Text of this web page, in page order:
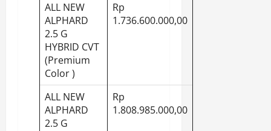
ALL NEW
ALPHARD
2.5 G
HYBRID CVT
(Premium
Color )
Rp
1.736.600.000,00
ALL NEW
ALPHARD
2.5 G
Rp
1.808.985.000,00